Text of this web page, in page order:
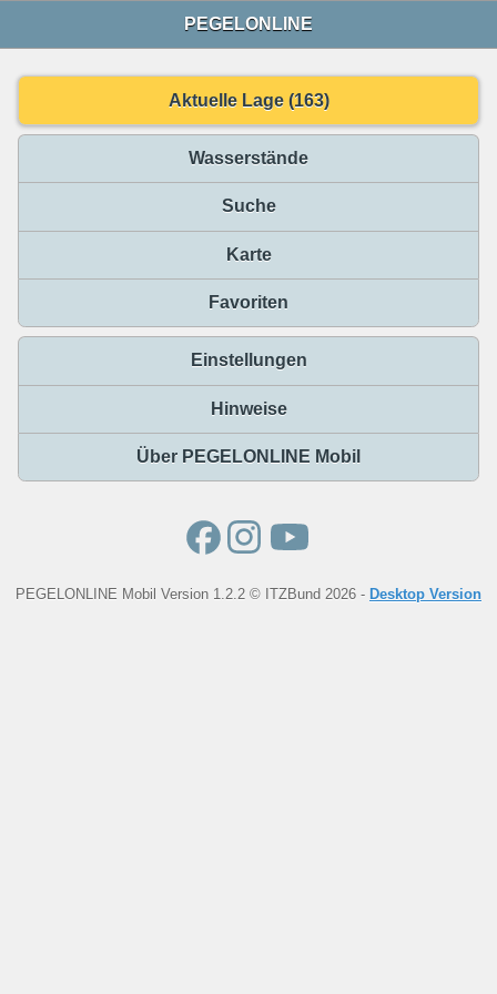
PEGELONLINE
Aktuelle Lage (163)
Wasserstände
Suche
Karte
Favoriten
Einstellungen
Hinweise
Über PEGELONLINE Mobil
PEGELONLINE Mobil Version 1.2.2 © ITZBund 2026 - Desktop Version